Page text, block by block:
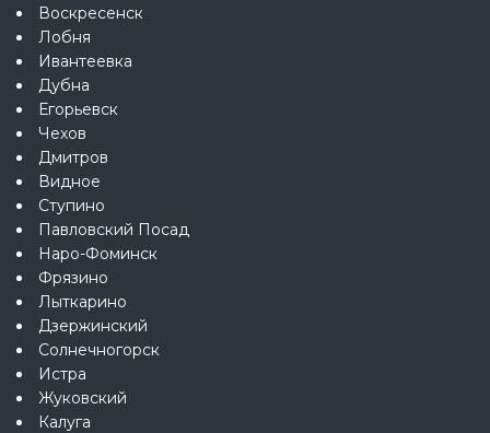
Воскресенск
Лобня
Ивантеевка
Дубна
Егорьевск
Чехов
Дмитров
Видное
Ступино
Павловский Посад
Наро-Фоминск
Фрязино
Лыткарино
Дзержинский
Солнечногорск
Истра
Жуковский
Калуга